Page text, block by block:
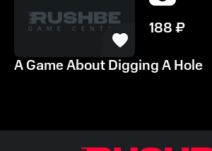
188₽
A Game About Digging A Hole